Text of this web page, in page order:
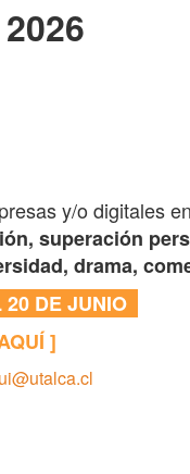
y/o digitales
superación
drama,
DE JUNIO
]